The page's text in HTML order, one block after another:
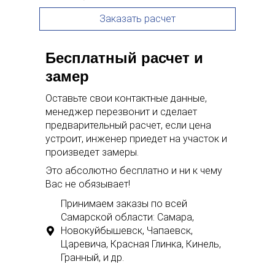
Заказать расчет
Бесплатный расчет и
замер
Оставьте свои контактные данные,
менеджер перезвонит и сделает
предварительный расчет, если цена
устроит, инженер приедет на участок и
произведет замеры.
Это абсолютно бесплатно и ни к чему
Вас не обязывает!
Принимаем заказы по всей
Самарской области: Самара,
Новокуйбышевск, Чапаевск,
Царевича, Красная Глинка, Кинель,
Гранный, и др.